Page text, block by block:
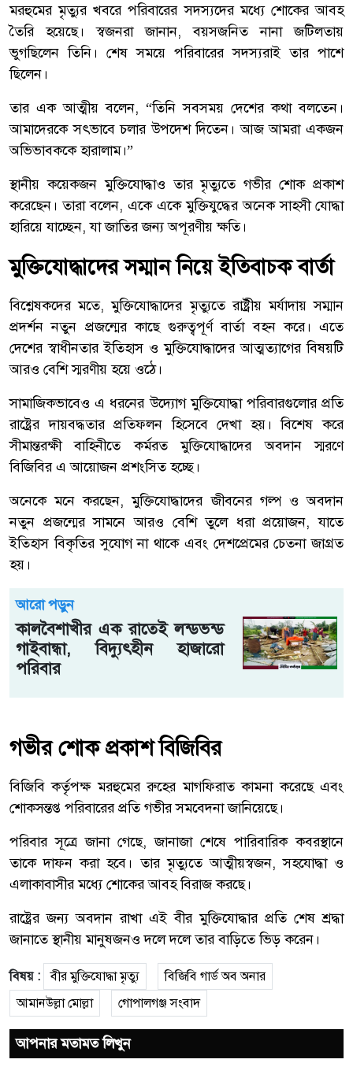
মরহুমের মৃত্যুর খবরে পরিবারের সদস্যদের মধ্যে শোকের আবহ
তৈরি হয়েছে। স্বজনরা জানান, বয়সজনিত নানা জটিলতায়
ভুগছিলেন তিনি। শেষ সময়ে পরিবারের সদস্যরাই তার পাশে
ছিলেন।
তার এক আত্মীয় বলেন, “তিনি সবসময় দেশের কথা বলতেন।
আমাদেরকে সৎভাবে চলার উপদেশ দিতেন। আজ আমরা একজন
অভিভাবককে হারালাম।”
স্থানীয় কয়েকজন মুক্তিযোদ্ধাও তার মৃত্যুতে গভীর শোক প্রকাশ
করেছেন। তারা বলেন, একে একে মুক্তিযুদ্ধের অনেক সাহসী যোদ্ধা
হারিয়ে যাচ্ছেন, যা জাতির জন্য অপূরণীয় ক্ষতি।
মুক্তিযোদ্ধাদের সম্মান নিয়ে ইতিবাচক বার্তা
বিশ্লেষকদের মতে, মুক্তিযোদ্ধাদের মৃত্যুতে রাষ্ট্রীয় মর্যাদায় সম্মান
প্রদর্শন নতুন প্রজন্মের কাছে গুরুত্বপূর্ণ বার্তা বহন করে। এতে
দেশের স্বাধীনতার ইতিহাস ও মুক্তিযোদ্ধাদের আত্মত্যাগের বিষয়টি
আরও বেশি স্মরণীয় হয়ে ওঠে।
সামাজিকভাবেও এ ধরনের উদ্যোগ মুক্তিযোদ্ধা পরিবারগুলোর প্রতি
রাষ্ট্রের দায়বদ্ধতার প্রতিফলন হিসেবে দেখা হয়। বিশেষ করে
সীমান্তরক্ষী বাহিনীতে কর্মরত মুক্তিযোদ্ধাদের অবদান স্মরণে
বিজিবির এ আয়োজন প্রশংসিত হচ্ছে।
অনেকে মনে করছেন, মুক্তিযোদ্ধাদের জীবনের গল্প ও অবদান
নতুন প্রজন্মের সামনে আরও বেশি তুলে ধরা প্রয়োজন, যাতে
ইতিহাস বিকৃতির সুযোগ না থাকে এবং দেশপ্রেমের চেতনা জাগ্রত
হয়।
আরো পড়ুন
কালবৈশাখীর এক রাতেই লন্ডভন্ড
গাইবান্ধা, বিদ্যুৎহীন হাজারো
পরিবার
গভীর শোক প্রকাশ বিজিবির
বিজিবি কর্তৃপক্ষ মরহুমের রুহের মাগফিরাত কামনা করেছে এবং
শোকসন্তপ্ত পরিবারের প্রতি গভীর সমবেদনা জানিয়েছে।
পরিবার সূত্রে জানা গেছে, জানাজা শেষে পারিবারিক কবরস্থানে
তাকে দাফন করা হবে। তার মৃত্যুতে আত্মীয়স্বজন, সহযোদ্ধা ও
এলাকাবাসীর মধ্যে শোকের আবহ বিরাজ করছে।
রাষ্ট্রের জন্য অবদান রাখা এই বীর মুক্তিযোদ্ধার প্রতি শেষ শ্রদ্ধা
জানাতে স্থানীয় মানুষজনও দলে দলে তার বাড়িতে ভিড় করেন।
বিষয় : বীর মুক্তিযোদ্ধা মৃত্যু
বিজিবি গার্ড অব অনার
আমানউল্লা মোল্লা
গোপালগঞ্জ সংবাদ
আপনার মতামত লিখুন